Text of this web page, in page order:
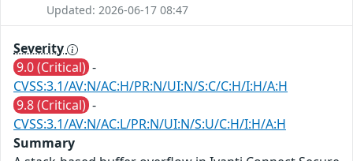
Updated: 2026-06-17 08:47
Severity
9.0 (Critical) -
CVSS:3.1/AV:N/AC:H/PR:N/UI:N/S:C/C:H/I:H/A:H
9.8 (Critical) -
CVSS:3.1/AV:N/AC:L/PR:N/UI:N/S:U/C:H/I:H/A:H
Summary